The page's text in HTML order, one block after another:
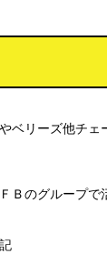
ベリーズ他チェ
Ｂのグループで